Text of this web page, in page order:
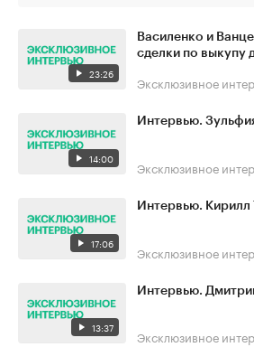
23:26
Василенко и
сделки по выкупу
Эксклюзивное
14:00
Интервью.
Эксклюзивное
17:06
Интервью. Кирилл
Эксклюзивное
13:37
Интервью.
Эксклюзивное